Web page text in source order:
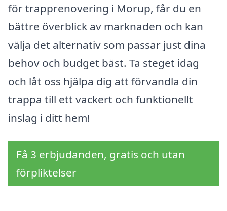
för trapprenovering i Morup, får du en
bättre överblick av marknaden och kan
välja det alternativ som passar just dina
behov och budget bäst. Ta steget idag
och låt oss hjälpa dig att förvandla din
trappa till ett vackert och funktionellt
inslag i ditt hem!
Få 3 erbjudanden, gratis och utan
förpliktelser